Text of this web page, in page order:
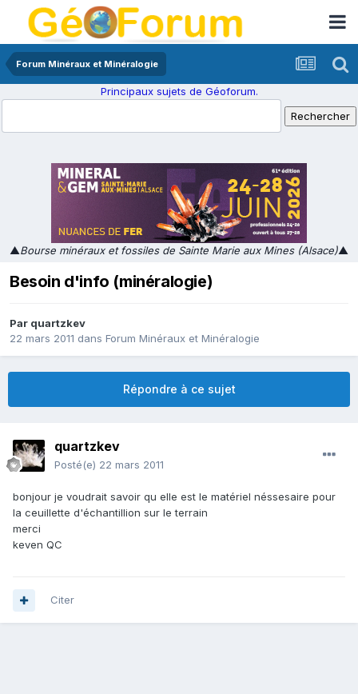
Forum Minéraux et Minéralogie
Principaux sujets de Géoforum.
▲Bourse minéraux et fossiles de Sainte Marie aux Mines (Alsace)▲
Besoin d'info (minéralogie)
Par quartzkev
22 mars 2011 dans Forum Minéraux et Minéralogie
Répondre à ce sujet
quartzkev
Posté(e) 22 mars 2011
bonjour je voudrait savoir qu elle est le matériel néssesaire pour
la ceuillette d'échantillion sur le terrain
merci
keven QC
Citer